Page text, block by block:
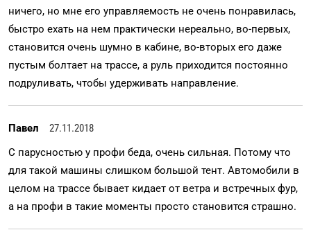
ничего, но мне его управляемость не очень понравилась,
быстро ехать на нем практически нереально, во-первых,
становится очень шумно в кабине, во-вторых его даже
пустым болтает на трассе, а руль приходится постоянно
подруливать, чтобы удерживать направление.
Павел
27.11.2018
С парусностью у профи беда, очень сильная. Потому что
для такой машины слишком большой тент. Автомобили в
целом на трассе бывает кидает от ветра и встречных фур,
а на профи в такие моменты просто становится страшно.